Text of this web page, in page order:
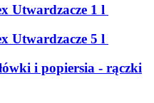
Utwardzacze 1 l
Utwardzacze 5 l
i popiersia - rączki